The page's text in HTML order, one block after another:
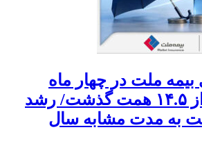
بیمه ملت در چهار ماه
نخست امسال از ۱۴.۵ همت گذشت/ رشد
به مدت مشابه سال